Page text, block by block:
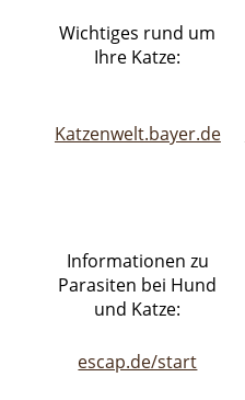
Wichtiges rund um
Ihre Katze:
Katzenwelt.bayer.de
Informationen zu
Parasiten bei Hund
und Katze:
escap.de/start